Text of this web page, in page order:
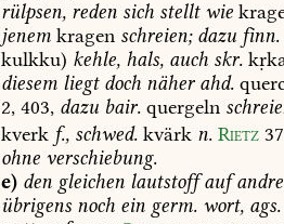
rülpsen, reden sich stelltwie
jenem kragen schreien;dazu finn.
kulkku) kehle, hals, auch skr.
diesem liegtdoch näherahd.
2, 403, dazu bair. quergeln
kverk f., schwed. kvärk n. Rietz
ohne verschiebung.
e) den gleichen lautstoffauf
übrigens noch ein germ. wort, ags.